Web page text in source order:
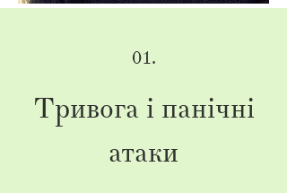
01.
Тривога і панічні
атаки